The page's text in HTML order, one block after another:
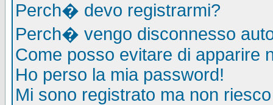
Perch� devo registrarmi?
Perch� vengo disconnesso
Come posso evitare di apparire
Ho perso la mia password!
Mi sono registrato ma non